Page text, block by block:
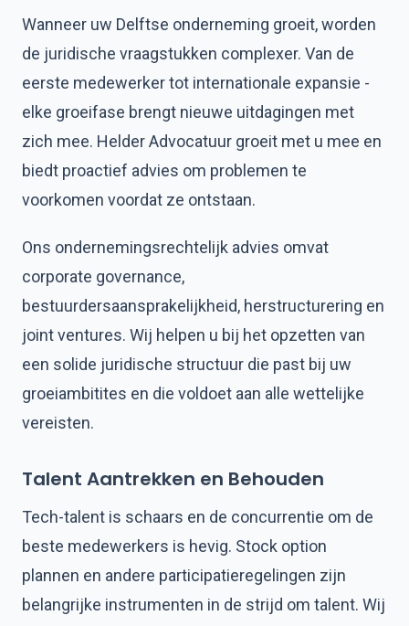
Wanneer uw Delftse onderneming groeit, worden
de juridische vraagstukken complexer. Van de
eerste medewerker tot internationale expansie -
elke groeifase brengt nieuwe uitdagingen met
zich mee. Helder Advocatuur groeit met u mee en
biedt proactief advies om problemen te
voorkomen voordat ze ontstaan.
Ons ondernemingsrechtelijk advies omvat
corporate governance,
bestuurdersaansprakelijkheid, herstructurering en
joint ventures. Wij helpen u bij het opzetten van
een solide juridische structuur die past bij uw
groeiambitites en die voldoet aan alle wettelijke
vereisten.
Talent Aantrekken en Behouden
Tech-talent is schaars en de concurrentie om de
beste medewerkers is hevig. Stock option
plannen en andere participatieregelingen zijn
belangrijke instrumenten in de strijd om talent. Wij